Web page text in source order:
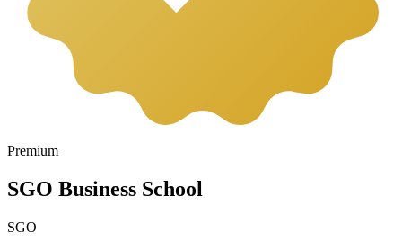
Premium
SGO Business School
SGO